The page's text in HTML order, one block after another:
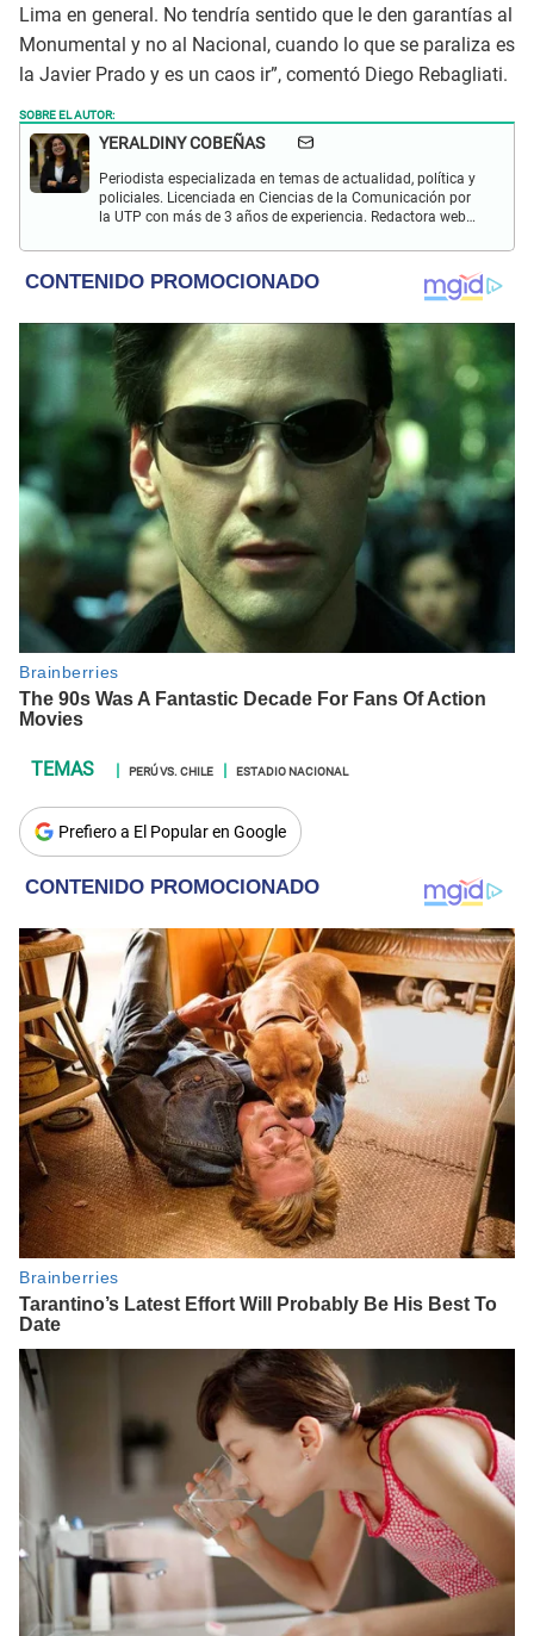
Lima en general. No tendría sentido que le den garantías al
Monumental y no al Nacional, cuando lo que se paraliza es
la Javier Prado y es un caos ir”, comentó Diego Rebagliati.
SOBRE EL AUTOR:
YERALDINY COBEÑAS
Periodista especializada en temas de actualidad, política y
policiales. Licenciada en Ciencias de la Comunicación por
la UTP con más de 3 años de experiencia. Redactora web
en temas relacionados con misterios, películas y series
policiales.
PERÚ VS. CHILE ESTADIO NACIONAL
Prefiero a El Popular en Google